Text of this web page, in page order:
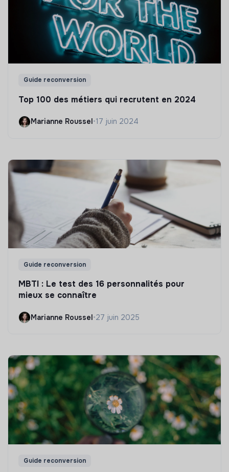
Guide reconversion
Top 100 des métiers qui recrutent en 2024
Marianne Roussel•17 juin 2024
Guide reconversion
MBTI : Le test des 16 personnalités pour
mieux se connaître
Marianne Roussel•27 juin 2025
Guide reconversion